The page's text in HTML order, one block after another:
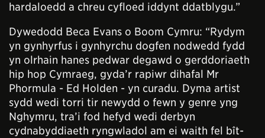
hardaloedd a chreu cyfloed iddynt ddatblygu.”
Dywedodd Beca Evans o Boom Cymru: “Rydym
yn gynhyrfus i gynhyrchu dogfen nodwedd fydd
yn olrhain hanes pedwar degawd o gerddoriaeth
hip hop Cymraeg, gyda’r rapiwr dihafal Mr
Phormula - Ed Holden - yn curadu. Dyma artist
sydd wedi torri tir newydd o fewn y genre yng
Nghymru, tra’i fod hefyd wedi derbyn
cydnabyddiaeth ryngwladol am ei waith fel bît-